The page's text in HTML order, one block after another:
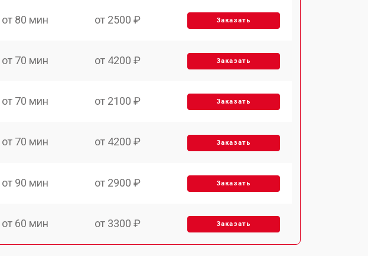
от 80 мин от 2500 ₽ Заказать
от 70 мин от 4200 ₽ Заказать
от 70 мин от 2100 ₽ Заказать
от 70 мин от 4200 ₽ Заказать
от 90 мин от 2900 ₽ Заказать
от 60 мин от 3300 ₽ Заказать